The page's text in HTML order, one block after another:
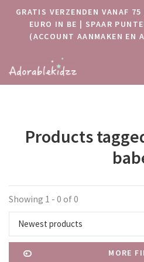
GRATIS VERZENDEN VANAF
EURO IN BE | SPAAR
(ACCOUNT AANMAKEN EN
Products
Showing 1 - 0 of 0
Newest products
MORE